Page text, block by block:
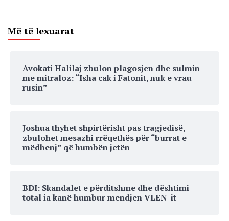
Më të lexuarat
Avokati Halilaj zbulon plagosjen dhe sulmin
me mitraloz: “Isha cak i Fatonit, nuk e vrau
rusin”
Joshua thyhet shpirtërisht pas tragjedisë,
zbulohet mesazhi rrëqethës për “burrat e
mëdhenj” që humbën jetën
BDI: Skandalet e përditshme dhe dështimi
total ia kanë humbur mendjen VLEN-it